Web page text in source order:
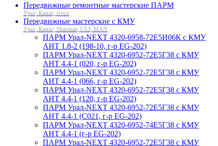
Передвижные ремонтные мастерские ПАРМ
Урал, Камаз, Iveco
Передвижные мастерские с КМУ
Урал, Камаз, Shacman, ГАЗ, MAN
ПАРМ Урал-NEXT 4320-6958-72Е5И06К с КМУ
АНТ 1.8-2 (198-10, г-р EG-202)
ПАРМ Урал-NEXT 4320-6952-72Е5Г38 с КМУ
АНТ 4.4-1 (020, г-р EG-202)
ПАРМ Урал-NEXT 4320-6952-72Е5Г38 с КМУ
АНТ 4.4-1 (066, г-р EG-202)
ПАРМ Урал-NEXT 4320-6952-72Е5Г38 с КМУ
АНТ 4.4-1 (120, г-р EG-202)
ПАРМ Урал-NEXT 4320-6952-72Е5Г38 с КМУ
АНТ 4.4-1 (С021, г-р EG-202)
ПАРМ Урал-NEXT 4320-6952-74Е5Г38 с КМУ
АНТ 4.4-1 (г-р EG-202)
ПАРМ Урал-NEXT 4320-6952-72Е5Г38 с КМУ